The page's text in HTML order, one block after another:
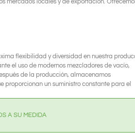
mercados locales y de exportación.
flexibilidad y diversidad en nuestra
el uso de modernos mezcladores de vacío,
de la producción, almacenamos
proporcionan un suministro constante para el
A SU MEDIDA